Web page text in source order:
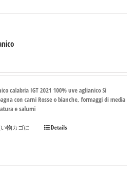
calabria IGT 2021 100% uve aglianico Si
con carni Rosse o bianche, formaggi di media
e salumi
物カゴに
Details